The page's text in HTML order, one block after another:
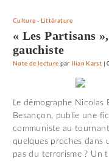
Culture - Littérature
« Les Partisans
gauchiste
Note de lecture par Ilian Karst |
Le démographe Nicolas
Besançon, publie une
communiste au
quelques proches dans
pas du terrorisme ? Un